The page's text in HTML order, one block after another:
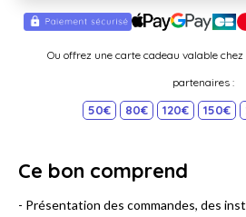
Ou offrez une carte cadeau valable
partenaires :
50€ 80€ 120€ 150€
Ce bon comprend
- Présentation des commandes, des